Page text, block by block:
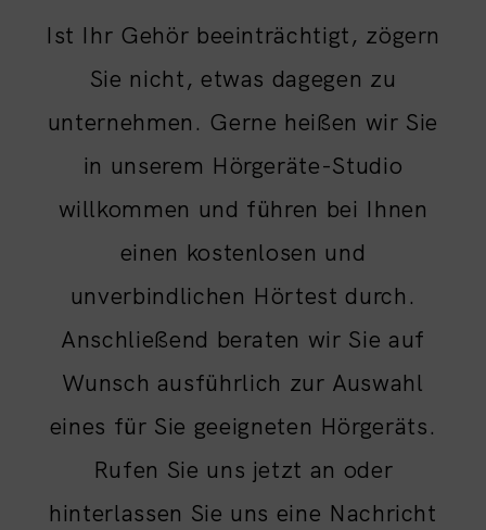
Ist Ihr Gehör beeinträchtigt, zögern
Sie nicht, etwas dagegen zu
unternehmen. Gerne heißen wir Sie
in unserem Hörgeräte-Studio
willkommen und führen bei Ihnen
einen kostenlosen und
unverbindlichen Hörtest durch.
Anschließend beraten wir Sie auf
Wunsch ausführlich zur Auswahl
eines für Sie geeigneten Hörgeräts.
Rufen Sie uns jetzt an oder
hinterlassen Sie uns eine Nachricht